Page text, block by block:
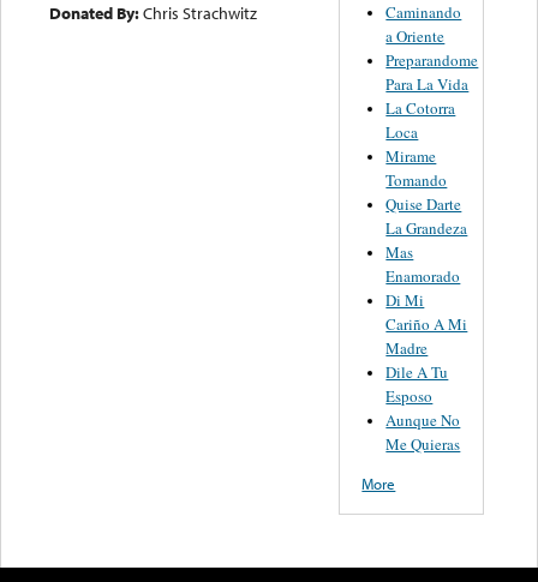
Donated By:Chris Strachwitz
Caminando
a Oriente
Preparandome
Para La Vida
La Cotorra
Loca
Mirame
Tomando
Quise Darte
La Grandeza
Mas
Enamorado
Di Mi
Cariño A Mi
Madre
Dile A Tu
Esposo
Aunque No
Me Quieras
More